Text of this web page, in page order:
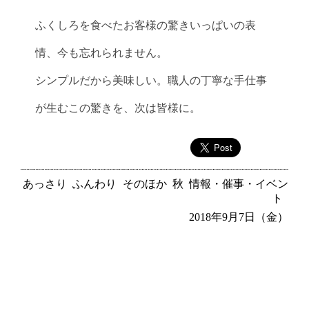
ふくしろを食べたお客様の驚きいっぱいの表
情、今も忘れられません。
シンプルだから美味しい。職人の丁寧な手仕事
が生むこの驚きを、次は皆様に。
あっさり ふんわり そのほか 秋 情報・催事・イベン
ト
2018年9月7日（金）